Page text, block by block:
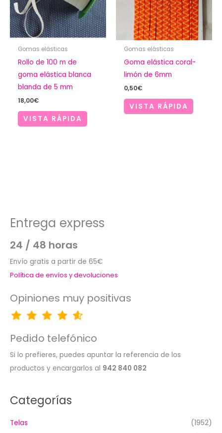
Gomas elásticas
Rollo de 100 m de
goma elástica blanca
blanda de 5 mm
18,00€
VISTA RÁPIDA
Gomas elásticas
Goma elástica coral-
limón de 6mm
0,50€
VISTA RÁPIDA
Entrega express
24 / 48 horas
Envío gratis a partir de 65€
Política de envíos y devoluciones
Opiniones muy positivas
Pedido telefónico
Si lo prefieres, puedes apuntar la referencia de los
productos y encargarlos al 942 840 082
Categorías
Telas
(1952)